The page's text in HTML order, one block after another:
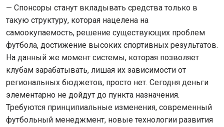
— Спонсоры станут вкладывать средства только в
такую структуру, которая нацелена на
самоокупаемость, решение существующих проблем
футбола, достижение высоких спортивных результатов.
На данный же момент системы, которая позволяет
клубам зарабатывать, лишая их зависимости от
региональных бюджетов, просто нет. Сегодня деньги
элементарно не дойдут до пункта назначения.
Требуются принципиальные изменения, современный
футбольный менеджмент, новые технологии развития